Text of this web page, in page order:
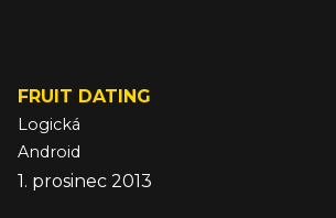
FRUIT DATING
Logická
Android
1. prosinec 2013